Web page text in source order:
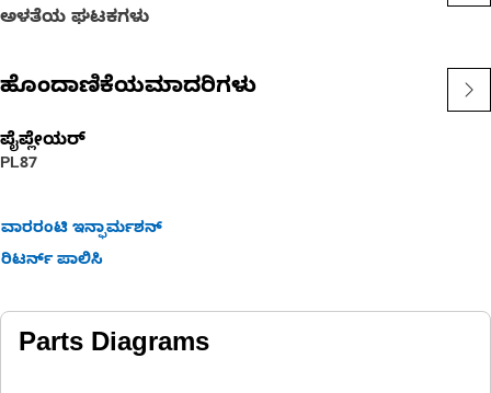
Attributes:
• LED (3)
• Rectangle-surface mount
• Pigtail DT Connector
• Variety of Cat and non Cat machines
ಅಳತೆಯ ಘಟಕಗಳು
ಹೊಂದಾಣಿಕೆಯಮಾದರಿಗಳು
ಪೈಪ್ಲೇಯರ್
PL87
ವಾರರಂಟಿ ಇನ್ಫಾರ್ಮಶನ್
ರಿಟರ್ನ್ ಪಾಲಿಸಿ
Parts Diagrams